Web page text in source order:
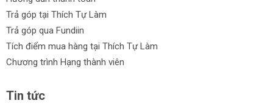
Trả góp tại Thích Tự Làm
Trả góp qua Fundiin
Tích điểm mua hàng tại Thích Tự Làm
Chương trình Hạng thành viên
Tin tức